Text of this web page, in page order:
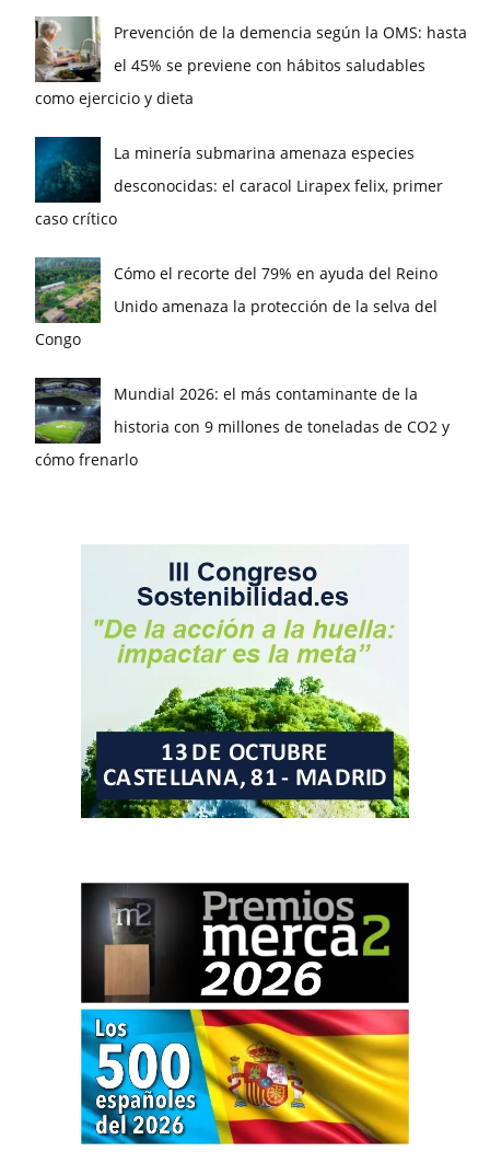
Prevención de la demencia según la OMS: hasta
el 45% se previene con hábitos saludables
como ejercicio y dieta
La minería submarina amenaza especies
desconocidas: el caracol Lirapex felix, primer
caso crítico
Cómo el recorte del 79% en ayuda del Reino
Unido amenaza la protección de la selva del
Congo
Mundial 2026: el más contaminante de la
historia con 9 millones de toneladas de CO2 y
cómo frenarlo